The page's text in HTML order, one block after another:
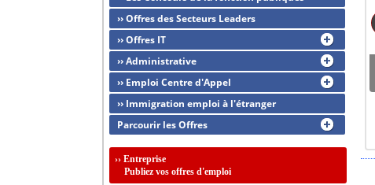
›› Offres des Secteurs Leaders
›› Offres IT
›› Administrative
›› Emploi Centre d'Appel
›› Immigration emploi à l'étranger
Parcourir les Offres
›› Entreprise
Publiez vos offres d'emploi